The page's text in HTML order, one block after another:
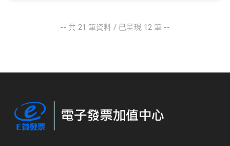
-- 共 21 筆資料 / 已呈現 12 筆 --